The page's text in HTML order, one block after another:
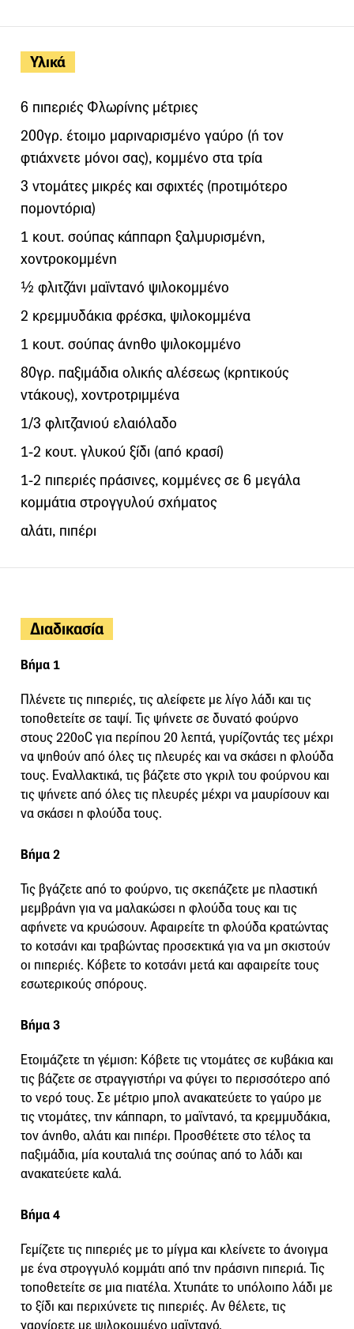
Υλικά
6 πιπεριές Φλωρίνης μέτριες
200γρ. έτοιμο μαριναρισμένο γαύρο (ή τον
φτιάχνετε μόνοι σας), κομμένο στα τρία
3 ντομάτες μικρές και σφιχτές (προτιμότερο
πομοντόρια)
1 κουτ. σούπας κάππαρη ξαλμυρισμένη,
χοντροκομμένη
½ φλιτζάνι μαϊντανό ψιλοκομμένο
2 κρεμμυδάκια φρέσκα, ψιλοκομμένα
1 κουτ. σούπας άνηθο ψιλοκομμένο
80γρ. παξιμάδια ολικής αλέσεως (κρητικούς
ντάκους), χοντροτριμμένα
1/3 φλιτζανιού ελαιόλαδο
1-2 κουτ. γλυκού ξίδι (από κρασί)
1-2 πιπεριές πράσινες, κομμένες σε 6 μεγάλα
κομμάτια στρογγυλού σχήματος
αλάτι, πιπέρι
Διαδικασία
Βήμα 1
Πλένετε τις πιπεριές, τις αλείφετε με λίγο λάδι και τις
τοποθετείτε σε ταψί. Τις ψήνετε σε δυνατό φούρνο
στους 220οC για περίπου 20 λεπτά, γυρίζοντάς τες μέχρι
να ψηθούν από όλες τις πλευρές και να σκάσει η φλούδα
τους. Εναλλακτικά, τις βάζετε στο γκριλ του φούρνου και
τις ψήνετε από όλες τις πλευρές μέχρι να μαυρίσουν και
να σκάσει η φλούδα τους.
Βήμα 2
Τις βγάζετε από το φούρνο, τις σκεπάζετε με πλαστική
μεμβράνη για να μαλακώσει η φλούδα τους και τις
αφήνετε να κρυώσουν. Αφαιρείτε τη φλούδα κρατώντας
το κοτσάνι και τραβώντας προσεκτικά για να μη σκιστούν
οι πιπεριές. Κόβετε το κοτσάνι μετά και αφαιρείτε τους
εσωτερικούς σπόρους.
Βήμα 3
Ετοιμάζετε τη γέμιση: Κόβετε τις ντομάτες σε κυβάκια και
τις βάζετε σε στραγγιστήρι να φύγει το περισσότερο από
το νερό τους. Σε μέτριο μπολ ανακατεύετε το γαύρο με
τις ντομάτες, την κάππαρη, το μαϊντανό, τα κρεμμυδάκια,
τον άνηθο, αλάτι και πιπέρι. Προσθέτετε στο τέλος τα
παξιμάδια, μία κουταλιά της σούπας από το λάδι και
ανακατεύετε καλά.
Βήμα 4
Γεμίζετε τις πιπεριές με το μίγμα και κλείνετε το άνοιγμα
με ένα στρογγυλό κομμάτι από την πράσινη πιπεριά. Τις
τοποθετείτε σε μια πιατέλα. Χτυπάτε το υπόλοιπο λάδι με
το ξίδι και περιχύνετε τις πιπεριές. Αν θέλετε, τις
γαρνίρετε με ψιλοκομμένο μαϊντανό.